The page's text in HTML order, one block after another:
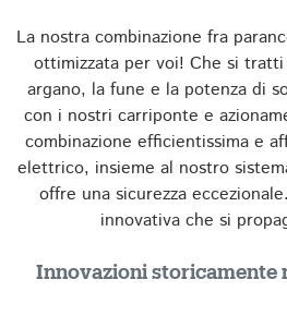
La nostra combinazione fra
ottimizzata per voi! Che si
argano, la fune e la potenza di
con i nostri carriponte e
combinazione efficientissima e
elettrico, insieme al nostro
offre una sicurezza
innovativa che si
Innovazioni storicamente